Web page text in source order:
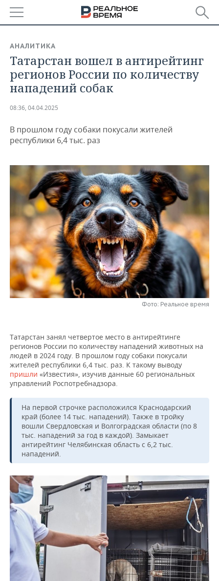
БАШКОРТОСТАН
ТАТАРСТАН
НОВОСТИ
АНАЛИТИКА
ДЕКЛАРАЦИИ О ДОХОДАХ
КОРОЛИ ГОСЗАКАЗА ПФО
ВУЗЫ ТАТАРСТАНА
КОМУ ПРИНАДЛЕЖАТ
ТОРГОВЫЕ ЦЕНТРЫ
ТАТАРСТАНА
НОВОСТИ ЭКОНОМИКИ
ФИНАНСЫ
БАНКИ
БЮДЖЕТ
ИНВЕСТИЦИИ
ПРОМЫШЛЕННОСТЬ
НОВОСТИ
АГРОПРОМ
МАШИНОСТРОЕНИЕ
НЕФТЕХИМИЯ
НЕФТЬ
ОПК
ЭНЕРГЕТИКА
НЕДВИЖИМОСТЬ
НОВОСТИ НЕДВИЖИМОСТИ
АВТО
НОВОСТИ АВТО
БИЗНЕС
НОВОСТИ БИЗНЕСА
РОЗНИЧНАЯ ТОРГОВЛЯ
ТРАНСПОРТ
УСЛУГИ
ТЕХНОЛОГИИ
НОВОСТИ ТЕХНОЛОГИЙ
IT
МЕДИА
МЕРОПРИЯТИЯ
НОВОСТИ МЕРОПРИЯТИЙ
ВЫЕЗДНАЯ РЕДАКЦИЯ
ОТКРЫТАЯ ЛЕКЦИЯ
СПОРТ
НОВОСТИ СПОРТА
БАСКЕТБОЛ
ВОЛЕЙБОЛ
ФИГУРНОЕ КАТАНИЕ
ВОДНЫЕ ВИДЫ СПОРТА
ХОККЕЙ С МЯЧОМ
ОБЩЕСТВО
ИНФРАСТРУКТУРА
ИСТОРИЯ
МЕДИЦИНА
ОБРАЗОВАНИЕ
ПРОИСШЕСТВИЯ
СПРАВОЧНИК
СПИСОК ПЕРСОН
ПОЛНАЯ ВЕРСИЯ
АНАЛИТИКА
Татарстан вошел в антирейтинг
регионов России по количеству
нападений собак
08:36, 04.04.2025
В прошлом году собаки покусали жителей
республики 6,4 тыс. раз
Фото: Реальное время
Татарстан занял четвертое место в антирейтинге
регионов России по количеству нападений животных на
людей в 2024 году. В прошлом году собаки покусали
жителей республики 6,4 тыс. раз. К такому выводу
пришли «Известия», изучив данные 60 региональных
управлений Роспотребнадзора.
На первой строчке расположился Краснодарский
край (более 14 тыс. нападений). Также в тройку
вошли Свердловская и Волгоградская области (по 8
тыс. нападений за год в каждой). Замыкает
антирейтинг Челябинская область с 6,2 тыс.
нападений.